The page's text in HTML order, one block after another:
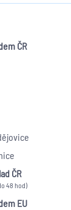
ČR
ČR
48 hod)
EU